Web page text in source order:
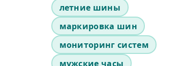
летние шины
маркировка шин
мониторинг систем
мужские часы